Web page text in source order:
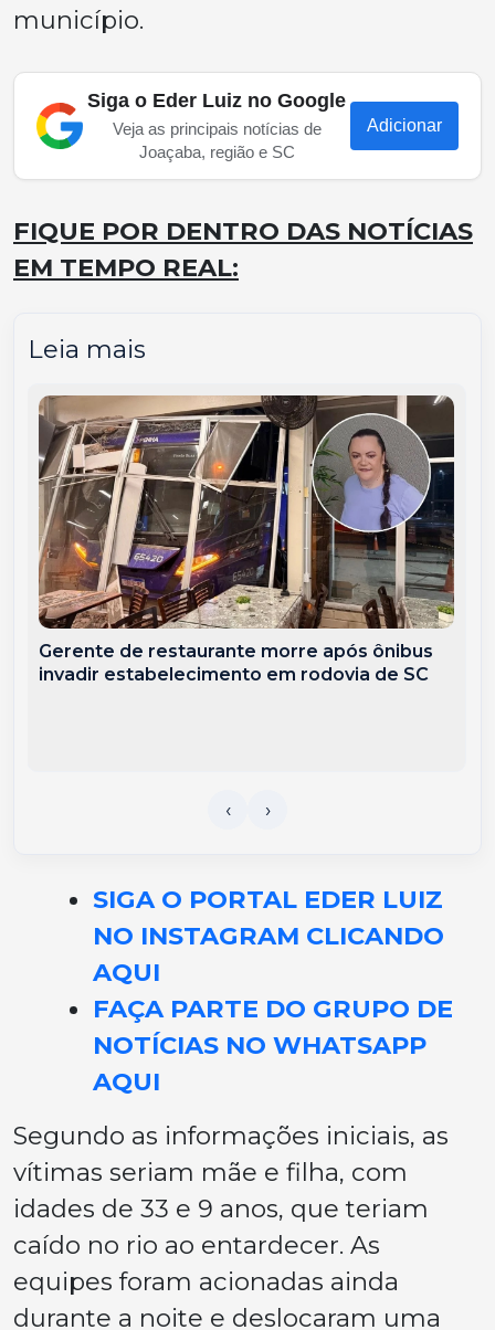
município.
Siga o Eder Luiz no Google
Veja as principais notícias de
Joaçaba, região e SC
Adicionar
FIQUE POR DENTRO DAS NOTÍCIAS
EM TEMPO REAL:
Leia mais
Gerente de restaurante morre após ônibus
invadir estabelecimento em rodovia de SC
SIGA O PORTAL EDER LUIZ
NO INSTAGRAM CLICANDO
AQUI
FAÇA PARTE DO GRUPO DE
NOTÍCIAS NO WHATSAPP
AQUI
Segundo as informações iniciais, as
vítimas seriam mãe e filha, com
idades de 33 e 9 anos, que teriam
caído no rio ao entardecer. As
equipes foram acionadas ainda
durante a noite e deslocaram uma